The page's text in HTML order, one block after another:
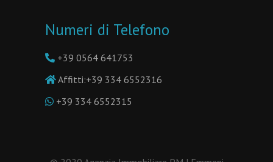
Numeri di Telefono
+39 0564 641753
Affitti:+39 334 6552316
+39 334 6552315